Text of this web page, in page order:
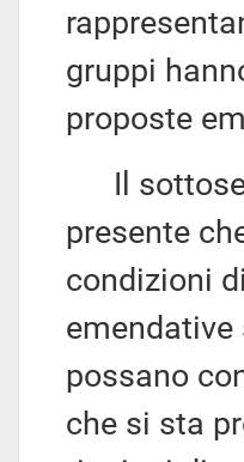
gruppi
proposte
Il
presente
condizioni
emendative
possano
che si sta